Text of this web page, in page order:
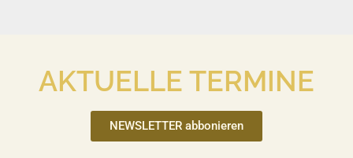
AKTUELLE TERMINE
NEWSLETTER abbonieren